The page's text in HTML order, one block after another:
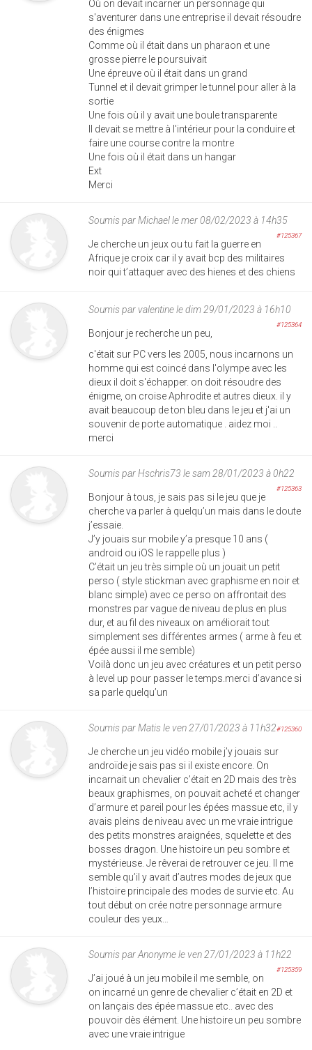
Où on devait incarner un personnage qui
s'aventurer dans une entreprise il devait résoudre
des énigmes
Comme où il était dans un pharaon et une
grosse pierre le poursuivait
Une épreuve où il était dans un grand
Tunnel et il devait grimper le tunnel pour aller à la
sortie
Une fois où il y avait une boule transparente
Il devait se mettre à l'intérieur pour la conduire et
faire une course contre la montre
Une fois où il était dans un hangar
Ext
Merci
Soumis parMichaelle mer 08/02/2023 à 14h35
#125367
Je cherche un jeux ou tu fait la guerre en
Afrique je croix car il y avait bcp des militaires
noir qui t’attaquer avec des hienes et des chiens
Soumis par valentinele dim 29/01/2023 à 16h10
#125364
Bonjour je recherche un peu,
c'était sur PC vers les 2005, nous incarnons un
homme qui est coincé dans l'olympe avec les
dieux il doit s'échapper. on doit résoudre des
énigme, on croise Aphrodite et autres dieux. il y
avait beaucoup de ton bleu dans le jeu et j'ai un
souvenir de porte automatique . aidez moi ..
merci
Soumis parHschris73 le sam 28/01/2023 à 0h22
#125363
Bonjour à tous, je sais pas si le jeu que je
cherche va parler à quelqu’un mais dans le doute
j’essaie.
J’y jouais sur mobile y’a presque 10 ans (
android ou iOS le rappelle plus )
C’était un jeu très simple où un jouait un petit
perso ( style stickman avec graphisme en noir et
blanc simple) avec ce perso on affrontait des
monstres par vague de niveau de plus en plus
dur, et au fil des niveaux on améliorait tout
simplement ses différentes armes ( arme à feu et
épée aussi il me semble)
Voilà donc un jeu avec créatures et un petit perso
à level up pour passer le temps.merci d’avance si
sa parle quelqu’un
Soumis parMatisle ven 27/01/2023 à 11h32#125360
Je cherche un jeu vidéo mobile j’y jouais sur
androïde je sais pas si il existe encore. On
incarnait un chevalier c’était en 2D mais des très
beaux graphismes, on pouvait acheté et changer
d’armure et pareil pour les épées massue etc, il y
avais pleins de niveau avec un me vraie intrigue
des petits monstres araignées, squelette et des
bosses dragon. Une histoire un peu sombre et
mystérieuse. Je rêverai de retrouver ce jeu. Il me
semble qu’il y avait d’autres modes de jeux que
l’histoire principale des modes de survie etc. Au
tout début on crée notre personnage armure
couleur des yeux…
Soumis parAnonymele ven 27/01/2023 à 11h22
#125359
J’ai joué à un jeu mobile il me semble, on
on incarné un genre de chevalier c’était en 2D et
on lançais des épée massue etc.. avec des
pouvoir dès élément. Une histoire un peu sombre
avec une vraie intrigue